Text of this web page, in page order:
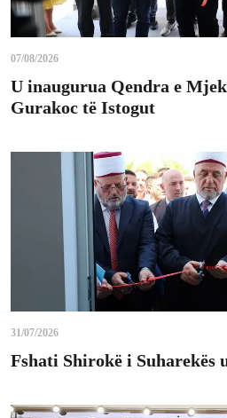
07/08/2026
U inaugurua Qendra e
Gurakoc të Istogut
31/07/2026
Fshati Shirokë i Suharekës